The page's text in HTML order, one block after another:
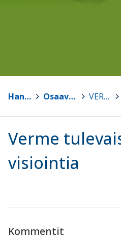
Hankkeet > Osaava Metso VERME
Verme
visiointia
Kommentit